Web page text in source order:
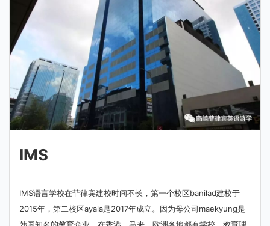
IMS
IMS语言学校在菲律宾建校时间不长，第一个校区banilad建校于
2015年，第二校区ayala是2017年成立。因为母公司maekyung是